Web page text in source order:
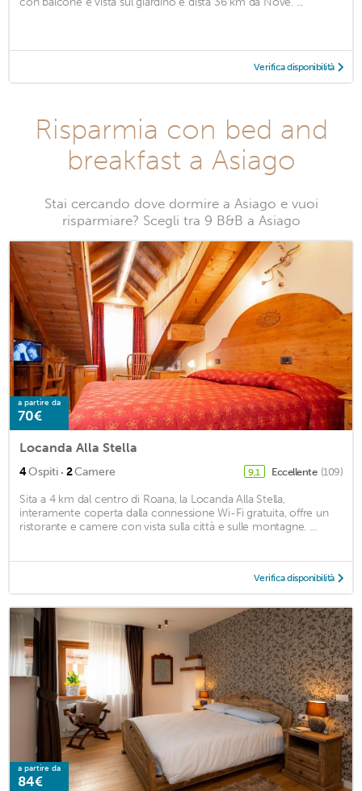
Verifica disponibilità
Risparmia con bed and
breakfast a Asiago
Stai cercando dove dormire a Asiago e vuoi
risparmiare? Scegli tra 9 B&B a Asiago
a partire da
70€
Locanda Alla Stella
4Ospiti · 2Camere 9,1 Eccellente (109)
Sita a 4 km dal centro di Roana, la Locanda Alla Stella,
interamente coperta dalla connessione Wi-Fi gratuita, offre un
ristorante e camere con vista sulla città e sulle montagne. ...
Verifica disponibilità
a partire da
84€